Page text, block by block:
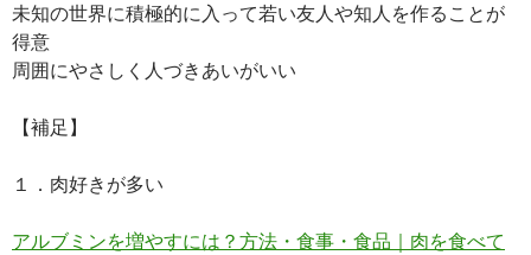
未知の世界に積極的に入って若い友人や知人を作ることが
得意
周囲にやさしく人づきあいがいい
【補足】
１．肉好きが多い
アルブミンを増やすには？方法・食事・食品｜肉を食べて